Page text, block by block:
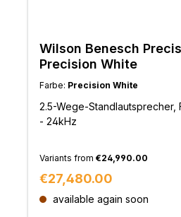
Wilson Benesch
Precision White
Farbe: Precision White
2.5-Wege-Standlautsprecher,
- 24kHz
Variants from €24,990.00
Regular price:
€27,480.00
available again soon